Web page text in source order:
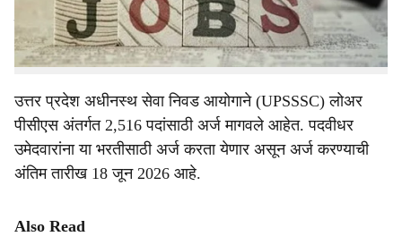
त्यामुळे पात्र उमेदवारांनी वेळेत अर्ज प्रकिया पूर्ण करणे आवश्यक
आहे.
उत्तर प्रदेश अधीनस्थ सेवा निवड आयोगाने (UPSSSC) लोअर
पीसीएस अंतर्गत 2,516 पदांसाठी अर्ज मागवले आहेत. पदवीधर
उमेदवारांना या भरतीसाठी अर्ज करता येणार असून अर्ज करण्याची
अंतिम तारीख 18 जून 2026 आहे.
Also Read